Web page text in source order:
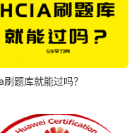
刷题库就能过吗？